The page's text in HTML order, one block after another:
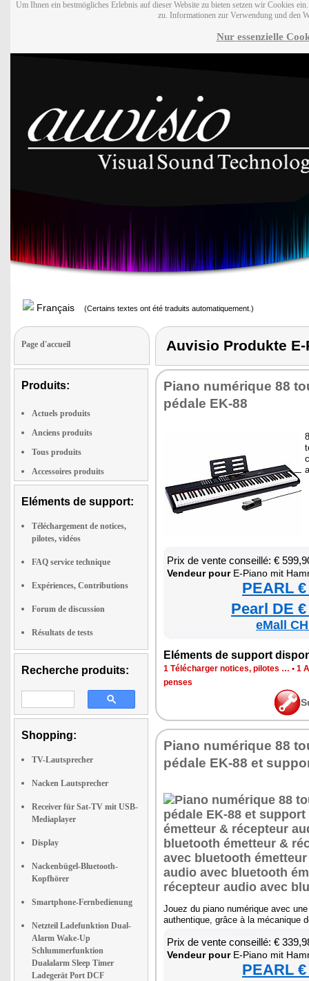
Um Ihnen ein bestmögliches Erlebnis auf dieser Website zu bieten setzen wir Cookies
zu. Informationen zur Verwendung und den
Nur essenzielle
Français (Certains textes ont été traduits automatiquement.)
Page d'accueil
Produits:
Actuels produits
Anciens produits
Tous produits
Accessoires produits
Eléments de support:
Téléchargement de notices,
pilotes, vidéos
FAQ service technique
Expériences, Contributions
Forum de discussion
Résultats de tests
Recherche produits:
Shopping:
TV-Lautsprecher
Nacken Lautsprecher
Receiver für Sat-TV mit USB-
Mediaplayer
Display
Nackenbügel-Bluetooth-
Kopfhörer
Smartphone-Fernbedienung
Netzteil Ladefunktion Dual-
Alarm Wake-Up
Schlummerfunktion
Dualalarm Sleep Timer
Ladegerät Port DCF
Auvisio Produkte E-
Piano numé­rique 88
pédale EK-88
Prix de vente conseillé: €
Ven­deur pourE-Piano mit
PEARL
Pearl DE
eMall
Elé­ments de sup­port
1 Télé­char­ger notices, pilotes … • 1
penses
Piano numé­rique 88
pédale EK-88 et
Jouez du piano numé­rique avec
authen­tique, grâce à la méca­nique
Prix de vente conseillé: €
Ven­deur pourE-Piano mit
PEARL